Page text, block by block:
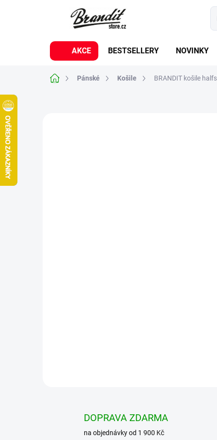
AKCE BESTSELLERY NOVINKY
Domů Pánské Košile BRANDIT košile
DOPRAVA ZDARMA
na objednávky od 1 900 Kč